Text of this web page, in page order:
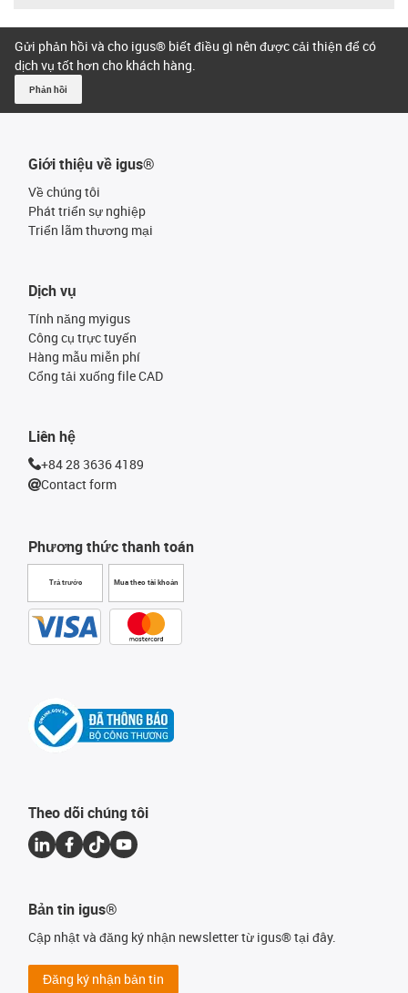
Gửi phản hồi và cho igus® biết điều gì nên được cải thiện để có
dịch vụ tốt hơn cho khách hàng.
Phản hồi
Giới thiệu về igus®
Về chúng tôi
Phát triển sự nghiệp
Triển lãm thương mại
Phương thức thanh toán
Trả trước Mua theo tài khoản
Dịch vụ
Tính năng myigus
Công cụ trực tuyến
Hàng mẫu miễn phí
Cổng tải xuống file CAD
Liên hệ
+84 28 3636 4189
Contact form
Theo dõi chúng tôi
Bản tin igus®
Cập nhật và đăng ký nhận newsletter từ igus® tại đây.
Đăng ký nhận bản tin